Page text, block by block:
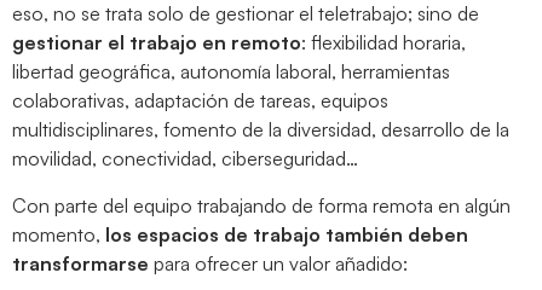
eso, no se trata solo de gestionar el teletrabajo; sino de
gestionar el trabajo en remoto: flexibilidad horaria,
libertad geográfica, autonomía laboral, herramientas
colaborativas, adaptación de tareas, equipos
multidisciplinares, fomento de la diversidad, desarrollo de la
movilidad, conectividad, ciberseguridad…
Con parte del equipo trabajando de forma remota en algún
momento, los espacios de trabajo también deben
transformarse para ofrecer un valor añadido: